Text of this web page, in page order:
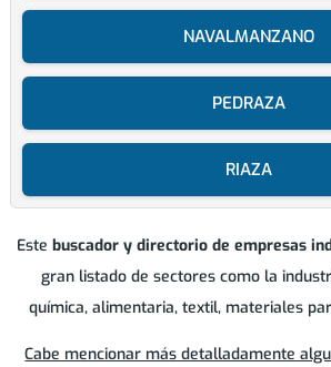
NAVALMANZANO
PEDRAZA
RIAZA
Este buscador y directorio de empresas
gran listado de sectores como la
química, alimentaria, textil, materiales
Cabe mencionar más detalladamente